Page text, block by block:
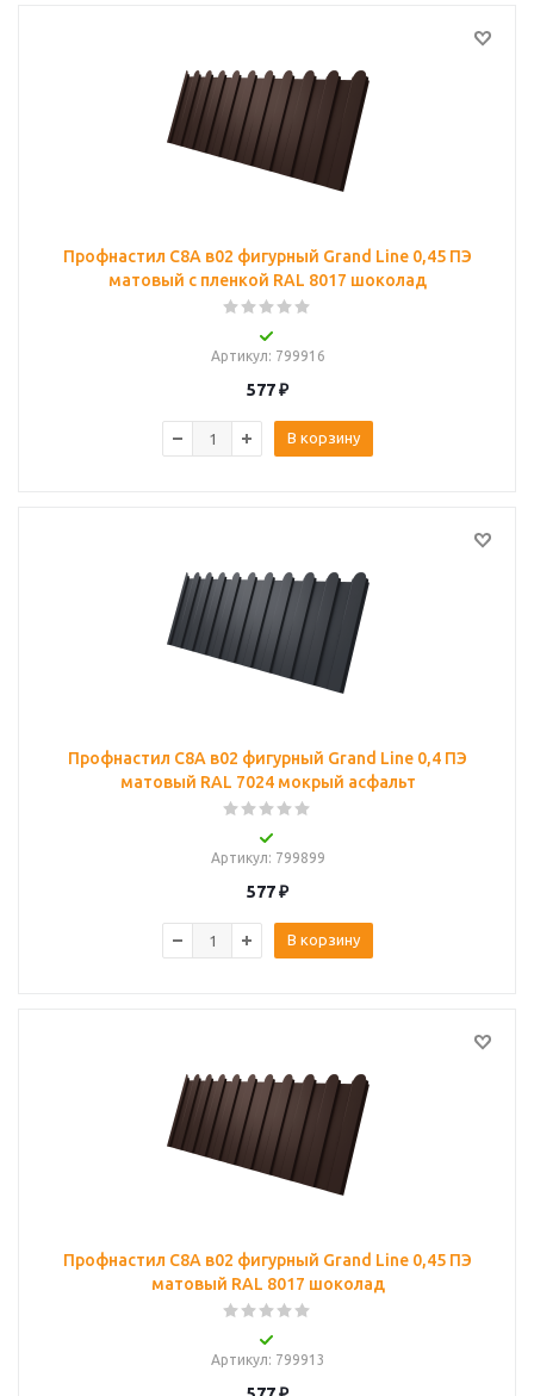
Профнастил С8A в02 фигурный Grand Line 0,45 ПЭ
матовый с пленкой RAL 8017 шоколад
Артикул: 799916
577₽
В корзину
Профнастил С8A в02 фигурный Grand Line 0,4 ПЭ
матовый RAL 7024 мокрый асфальт
Артикул: 799899
577₽
В корзину
Профнастил С8A в02 фигурный Grand Line 0,45 ПЭ
матовый RAL 8017 шоколад
Артикул: 799913